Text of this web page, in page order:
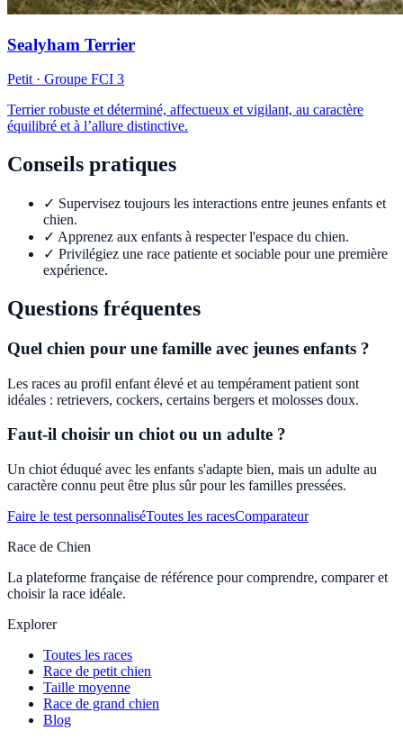
Sealyham Terrier
Petit · Groupe FCI 3
Terrier robuste et déterminé, affectueux et vigilant, au caractère
équilibré et à l’allure distinctive.
Conseils pratiques
✓ Supervisez toujours les interactions entre jeunes enfants et
chien.
✓ Apprenez aux enfants à respecter l'espace du chien.
✓ Privilégiez une race patiente et sociable pour une première
expérience.
Questions fréquentes
Quel chien pour une famille avec jeunes enfants ?
Les races au profil enfant élevé et au tempérament patient sont
idéales : retrievers, cockers, certains bergers et molosses doux.
Faut-il choisir un chiot ou un adulte ?
Un chiot éduqué avec les enfants s'adapte bien, mais un adulte au
caractère connu peut être plus sûr pour les familles pressées.
Faire le test personnaliséToutes les racesComparateur
Race de Chien
La plateforme française de référence pour comprendre, comparer et
choisir la race idéale.
Explorer
Toutes les races
Race de petit chien
Taille moyenne
Race de grand chien
Blog